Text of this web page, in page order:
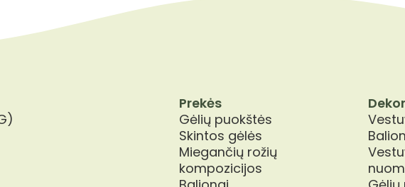
Prekės
Gėlių puokštės
Skintos gėlės
Miegančių rožių
kompozicijos